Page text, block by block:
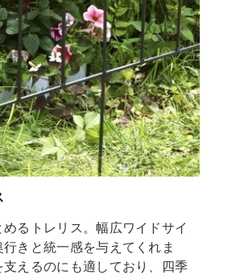
るトレリス。幅広ワイドサイ
きと統一感を与えてくれま
えるのにも適しており、四季